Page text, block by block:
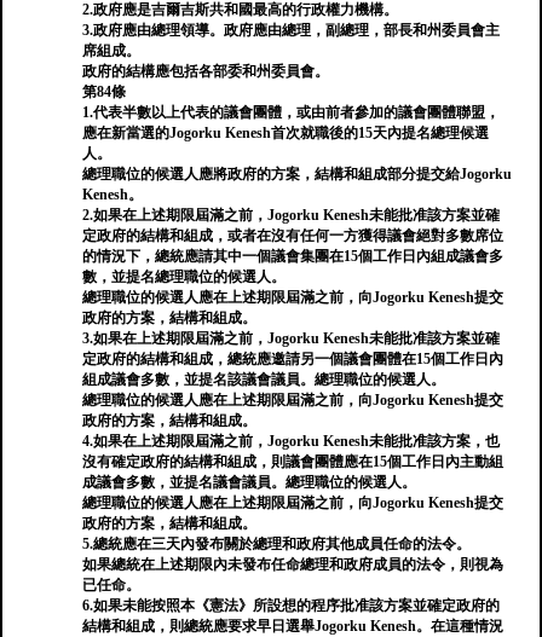
2.政府應是吉爾吉斯共和國最高的行政權力機構。
3.政府應由總理領導。政府應由總理，副總理，部長和州委員會主
席組成。
政府的結構應包括各部委和州委員會。
第84條
1.代表半數以上代表的議會團體，或由前者參加的議會團體聯盟，
應在新當選的Jogorku Kenesh首次就職後的15天內提名總理候選
人。
總理職位的候選人應將政府的方案，結構和組成部分提交給Jogorku
Kenesh。
2.如果在上述期限屆滿之前，Jogorku Kenesh未能批准該方案並確
定政府的結構和組成，或者在沒有任何一方獲得議會絕對多數席位
的情況下，總統應請其中一個議會集團在15個工作日內組成議會多
數，並提名總理職位的候選人。
總理職位的候選人應在上述期限屆滿之前，向Jogorku Kenesh提交
政府的方案，結構和組成。
3.如果在上述期限屆滿之前，Jogorku Kenesh未能批准該方案並確
定政府的結構和組成，總統應邀請另一個議會團體在15個工作日內
組成議會多數，並提名該議會議員。總理職位的候選人。
總理職位的候選人應在上述期限屆滿之前，向Jogorku Kenesh提交
政府的方案，結構和組成。
4.如果在上述期限屆滿之前，Jogorku Kenesh未能批准該方案，也
沒有確定政府的結構和組成，則議會團體應在15個工作日內主動組
成議會多數，並提名議會議員。總理職位的候選人。
總理職位的候選人應在上述期限屆滿之前，向Jogorku Kenesh提交
政府的方案，結構和組成。
5.總統應在三天內發布關於總理和政府其他成員任命的法令。
如果總統在上述期限內未發布任命總理和政府成員的法令，則視為
已任命。
6.如果未能按照本《憲法》所設想的程序批准該方案並確定政府的
結構和組成，則總統應要求早日選舉Jogorku Kenesh。在這種情況